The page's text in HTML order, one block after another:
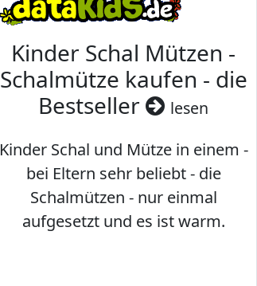
Kinder Schal Mützen -
Schalmütze kaufen - die
Bestseller
lesen
Kinder Schal und Mütze in einem -
bei Eltern sehr beliebt - die
Schalmützen - nur einmal
aufgesetzt und es ist warm.